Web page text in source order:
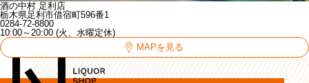
酒の中村 足利店
栃木県足利市借宿町596番1
0284-72-8800
10:00～20:00 (火、水曜定休)
MAPを見る